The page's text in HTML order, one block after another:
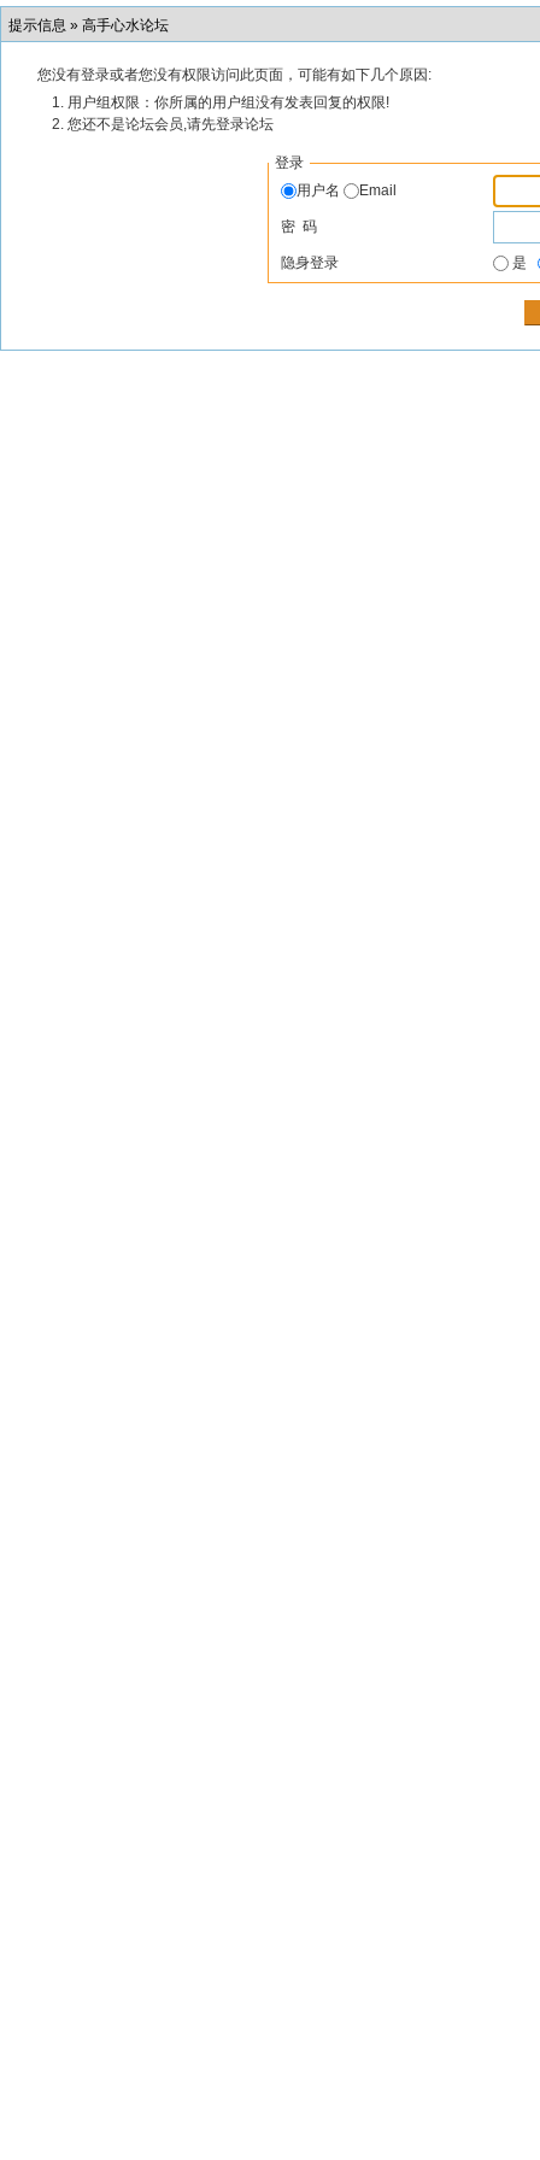
提示信息 » 高手心水论坛
您没有登录或者您没有权限访问此页面，可能有如下几个原因:
用户组权限：你所属的用户组没有发表回复的权限!
您还不是论坛会员,请先登录论坛
登录
用户名
Email
密 码
隐身登录 是